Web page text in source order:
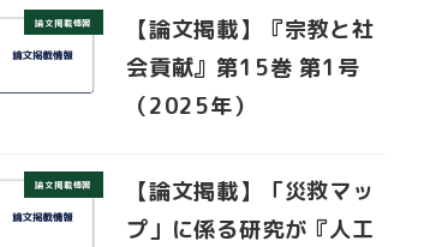
論文掲載情報
【論文掲載】『宗教と社
会貢献』第15巻 第1号
（2025年）
論文掲載情報
【論文掲載】「災救マッ
プ」に係る研究が『人工